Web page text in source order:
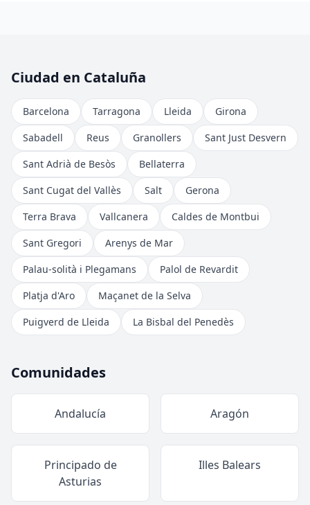
Ciudad en Cataluña
Barcelona Tarragona Lleida
Girona
Sabadell
Reus Granollers
Sant Just Desvern
Sant Adrià de Besòs
Bellaterra
Sant Cugat del Vallès
Salt
Gerona
Terra Brava
Vallcanera
Caldes de Montbui
Sant Gregori
Arenys de Mar
Palau-solità i Plegamans
Palol de Revardit
Platja d'Aro
Maçanet de la Selva
Puigverd de Lleida
La Bisbal del Penedès
Comunidades
Andalucía Aragón
Principado de
Asturias
Illes Balears